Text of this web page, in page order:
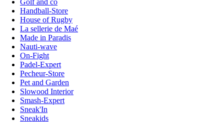
Golf and co
Handball-Store
House of Rugby
La sellerie de Maé
Made in Paradis
Nauti-wave
On-Fight
Padel-Expert
Pecheur-Store
Pet and Garden
Slowood Interior
Smash-Expert
Sneak'In
Sneakids